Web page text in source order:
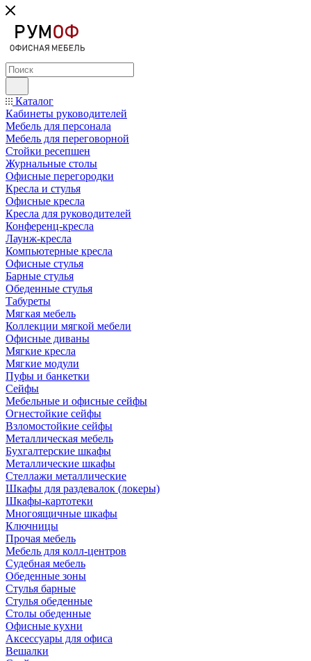
Каталог
Кабинеты руководителей
Мебель для персонала
Мебель для переговорной
Стойки ресепшен
Журнальные столы
Офисные перегородки
Кресла и стулья
Офисные кресла
Кресла для руководителей
Конференц-кресла
Лаунж-кресла
Компьютерные кресла
Офисные стулья
Барные стулья
Обеденные стулья
Табуреты
Мягкая мебель
Коллекции мягкой мебели
Офисные диваны
Мягкие кресла
Мягкие модули
Пуфы и банкетки
Сейфы
Мебельные и офисные сейфы
Огнестойкие сейфы
Взломостойкие сейфы
Металлическая мебель
Бухгалтерские шкафы
Металлические шкафы
Стеллажи металлические
Шкафы для раздевалок (локеры)
Шкафы-картотеки
Многоящичные шкафы
Ключницы
Прочая мебель
Мебель для колл-центров
Судебная мебель
Обеденные зоны
Стулья барные
Стулья обеденные
Столы обеденные
Офисные кухни
Аксессуары для офиса
Вешалки